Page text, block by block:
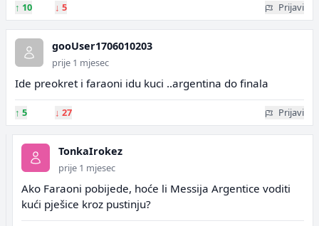
↑ 10 ↓ 5 Prijavi
gooUser1706010203
prije 1 mjesec
Ide preokret i faraoni idu kuci ..argentina do finala
↑ 5 ↓ 27 Prijavi
TonkaIrokez
prije 1 mjesec
Ako Faraoni pobijede, hoće li Messija Argentice voditi
kući pješice kroz pustinju?